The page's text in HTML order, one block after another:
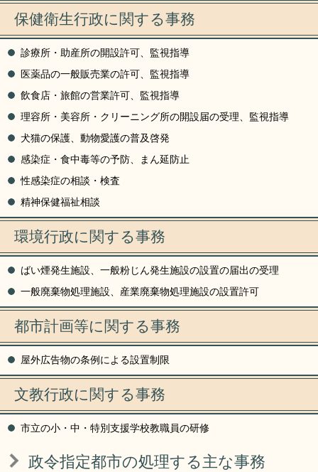
保健衛生行政に関する事務
診療所・助産所の開設許可、監視指導
医薬品の一般販売業の許可、監視指導
飲食店・旅館の営業許可、監視指導
理容所・美容所・クリーニング所の開設届の受理、監視指導
犬猫の保護、動物愛護の普及啓発
感染症・食中毒等の予防、まん延防止
性感染症の相談・検査
精神保健福祉相談
環境行政に関する事務
ばい煙発生施設、一般粉じん発生施設の設置の届出の受理
一般廃棄物処理施設、産業廃棄物処理施設の設置許可
都市計画等に関する事務
屋外広告物の条例による設置制限
文教行政に関する事務
市立の小・中・特別支援学校教職員の研修
政令指定都市の処理する主な事務